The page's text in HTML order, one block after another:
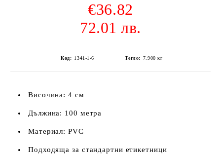
€36.82
72.01 лв.
Код: 1341-1-6 Тегло: 7.900 кг
Височина: 4 см
Дължина: 100 метра
Материал: PVC
Подходяща за стандартни етикетници